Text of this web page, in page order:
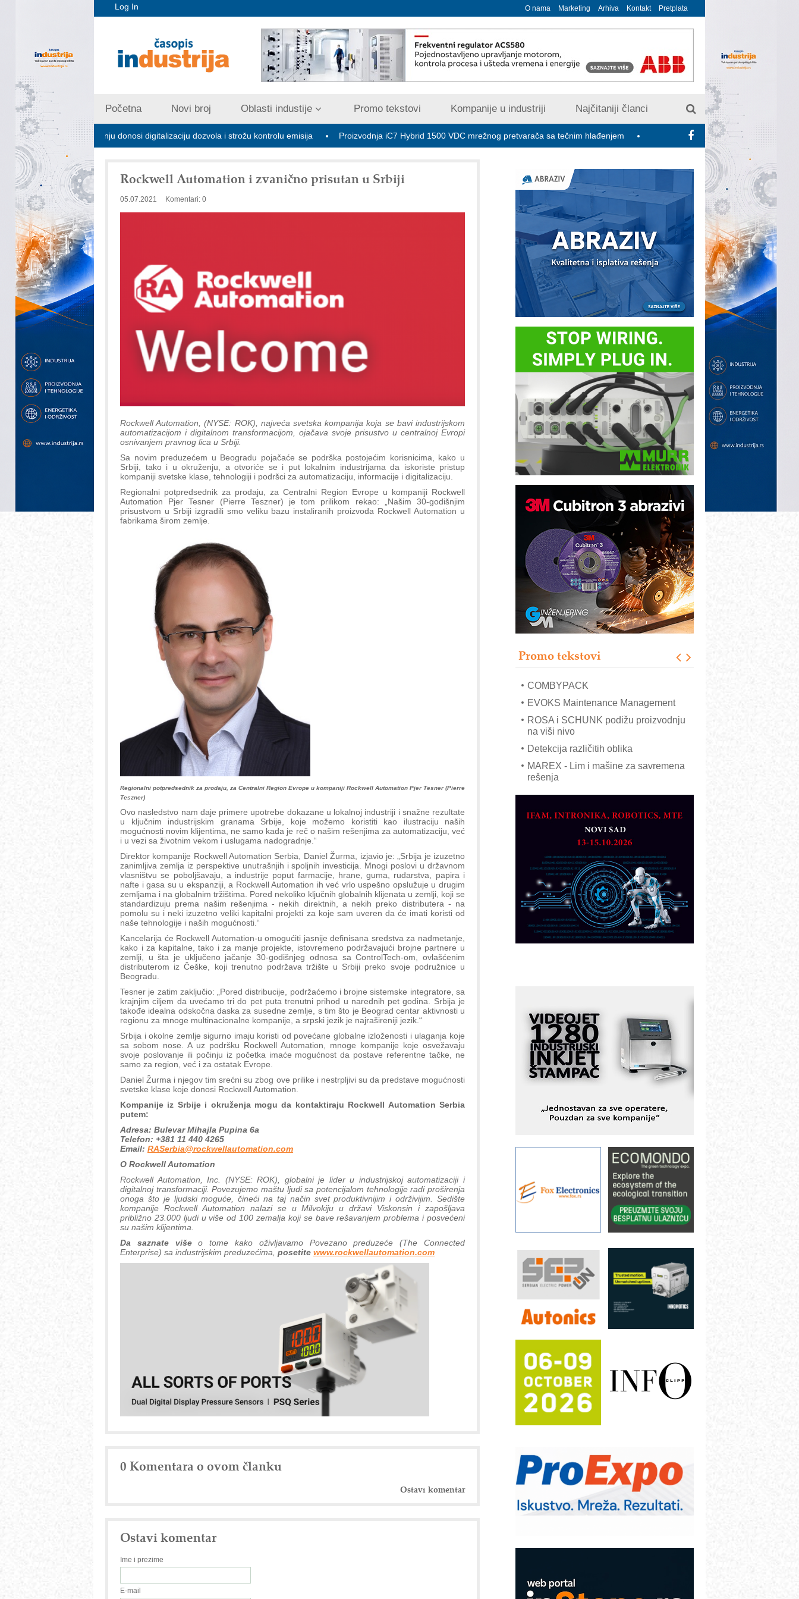
Log In O nama Marketing Arhiva Kontakt Pretplata
Početna Novi broj Oblasti industije Promo tekstovi Kompanije u industriji Najčitaniji članci
zagađivanju donosi digitalizaciju dozvola i strožu kontrolu emisija Proizvodnja iC7 Hybrid 1500 VDC mrežnog pretvarača sa tečnim hlađenjem Minimalac 2027: Sindikati traže veće povećanje
Rockwell Automation i zvanično prisutan u Srbiji
05.07.2021 Komentari: 0
Rockwell Automation, (NYSE: ROK), najveća svetska kompanija koja se bavi industrijskom
automatizacijom i digitalnom transformacijom, ojačava svoje prisustvo u centralnoj Evropi
osnivanjem pravnog lica u Srbiji.
Sa novim preduzećem u Beogradu pojačaće se podrška postojećim korisnicima, kako u
Srbiji, tako i u okruženju, a otvoriće se i put lokalnim industrijama da iskoriste pristup
kompaniji svetske klase, tehnologiji i podršci za automatizaciju, informacije i digitalizaciju.
Regionalni potpredsednik za prodaju, za Centralni Region Evrope u kompaniji Rockwell
Automation Pjer Tesner (Pierre Teszner) je tom prilikom rekao: „Našim 30-godišnjim
prisustvom u Srbiji izgradili smo veliku bazu instaliranih proizvoda Rockwell Automation u
fabrikama širom zemlje.
Regionalni potpredsednik za prodaju, za Centralni Region Evrope u kompaniji Rockwell Automation Pjer Tesner (Pierre
Teszner)
Ovo nasledstvo nam daje primere upotrebe dokazane u lokalnoj industriji i snažne rezultate
u ključnim industrijskim granama Srbije, koje možemo koristiti kao ilustraciju naših
mogućnosti novim klijentima, ne samo kada je reč o našim rešenjima za automatizaciju, već
i u vezi sa životnim vekom i uslugama nadogradnje.“
Direktor kompanije Rockwell Automation Serbia, Daniel Žurma, izjavio je: „Srbija je izuzetno
zanimljiva zemlja iz perspektive unutrašnjih i spoljnih investicija. Mnogi poslovi u državnom
vlasništvu se poboljšavaju, a industrije poput farmacije, hrane, guma, rudarstva, papira i
nafte i gasa su u ekspanziji, a Rockwell Automation ih već vrlo uspešno opslužuje u drugim
zemljama i na globalnim tržištima. Pored nekoliko ključnih globalnih klijenata u zemlji, koji se
standardizuju prema našim rešenjima - nekih direktnih, a nekih preko distributera - na
pomolu su i neki izuzetno veliki kapitalni projekti za koje sam uveren da će imati koristi od
naše tehnologije i naših mogućnosti.“
Kancelarija će Rockwell Automation-u omogućiti jasnije definisana sredstva za nadmetanje,
kako i za kapitalne, tako i za manje projekte, istovremeno podržavajući brojne partnere u
zemlji, u šta je uključeno jačanje 30-godišnjeg odnosa sa ControlTech-om, ovlašćenim
distributerom iz Češke, koji trenutno podržava tržište u Srbiji preko svoje podružnice u
Beogradu.
Tesner je zatim zaključio: „Pored distribucije, podržaćemo i brojne sistemske integratore, sa
krajnjim ciljem da uvećamo tri do pet puta trenutni prihod u narednih pet godina. Srbija je
takođe idealna odskočna daska za susedne zemlje, s tim što je Beograd centar aktivnosti u
regionu za mnoge multinacionalne kompanije, a srpski jezik je najrašireniji jezik.“
Srbija i okolne zemlje sigurno imaju koristi od povećane globalne izloženosti i ulaganja koje
sa sobom nose. A uz podršku Rockwell Automation, mnoge kompanije koje osvežavaju
svoje poslovanje ili počinju iz početka imaće mogućnost da postave referentne tačke, ne
samo za region, već i za ostatak Evrope.
Daniel Žurma i njegov tim srećni su zbog ove prilike i nestrpljivi su da predstave mogućnosti
svetske klase koje donosi Rockwell Automation.
Kompanije iz Srbije i okruženja mogu da kontaktiraju Rockwell Automation Serbia
putem:
Adresa: Bulevar Mihajla Pupina 6a
Telefon: +381 11 440 4265
Email: RASerbia@rockwellautomation.com
O Rockwell Automation
Rockwell Automation, Inc. (NYSE: ROK), globalni je lider u industrijskoj automatizaciji i
digitalnoj transformaciji. Povezujemo maštu ljudi sa potencijalom tehnologije radi proširenja
onoga što je ljudski moguće, čineći na taj način svet produktivnijim i održivijim. Sedište
kompanije Rockwell Automation nalazi se u Milvokiju u državi Viskonsin i zapošljava
približno 23.000 ljudi u više od 100 zemalja koji se bave rešavanjem problema i posvećeni
su našim klijentima.
Da saznate višeo tome kako oživljavamo Povezano preduzeće (The Connected
Enterprise) sa industrijskim preduzećima, posetite www.rockwellautomation.com
0 Komentara o ovom članku
Ostavi komentar
Ostavi komentar
Ime i prezime
E-mail
Promo tekstovi
Bezbednost na prvom mestu!
IB BLUMENAUER - više od 40 godina
poverenja u industriji
RMQ-TITAN ADVANCED INDICATOR
– Pametna signalizacija za efikasnije
upravljanje mašinama
Sigurnije ispitivanje transformatora u
solarnim elektranama i vetroparkovima
Pranje točkova na gradilištu- standard
modernog i odgovornog građenja
mrežnog pretvarača sa tečnim
COMBYPACK
EVOKS Maintenance Management
ROSA i SCHUNK podižu proizvodnju
na viši nivo
Detekcija različitih oblika
MAREX - Lim i mašine za savremena
rešenja
Marcom-plast d.o.o.- vaš pouzdan
CTO - Prilagodite svoju toplinsku
PLC AKYTEC
AUKOM: Svetski standard metrologije
dostupan u Srbiji
MOTOMAN – NEXT-Robotika vođena
veštačkom inteligencijom
I.SAFE MOBILE revolucioniše
savremene industrijske i logističke
objekte
Alba d.o.o. – 35 godina preciznosti u
metrologiji i pametnim dozirnim
rešenjima
IBeRTIM - oprema za ispitivanje
STAUFF – Komponente koje
povećavaju pouzdanost hidrauličkih
YAMADA pumpe – japanska
pouzdanost u transferu fluida
Filtration Group Industrial – Napredna
rešenja za filtraciju u hidrauličkim i
procesnim sistemima
RILINEX kompanije Rittal
automatizaciju
Efikasno upravljanje energijom
Automatizacija pakovanja · Display
Potpuna efikasnost bez složenih
sistema
Trajna oznaka kao dugoročna korist
Bezbednost na prvom mestu!
IB BLUMENAUER - više od 40 godina
poverenja u industriji
RMQ-TITAN ADVANCED INDICATOR
upravljanje mašinama
solarnim elektranama i vetroparkovima
Pranje točkova na gradilištu- standard
modernog i odgovornog građenja
Proizvodnja iC7 Hybrid 1500 VDC
mrežnog pretvarača sa tečnim
ROSA i SCHUNK podižu proizvodnju
na viši nivo